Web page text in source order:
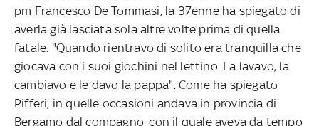
pm Francesco De Tommasi, la 37enne ha spiegato di
averla già lasciata sola altre volte prima di quella
fatale. "Quando rientravo di solito era tranquilla che
giocava con i suoi giochini nel lettino. La lavavo, la
cambiavo e le davo la pappa". Come ha spiegato
Pifferi, in quelle occasioni andava in provincia di
Bergamo dal compagno, con il quale aveva da tempo